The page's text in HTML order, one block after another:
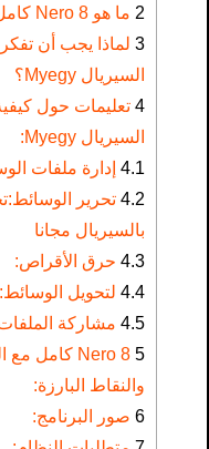
2 ما هو Nero 8 كامل مع السيريال Myegy؟
3
السيريال Myegy؟
4
السيريال Myegy:
4.1 إدارة ملفات
4.2
بالسيريال مجانا
4.3 حرق الأقراص:
4.4 لتحويل الوسائط:
4.5 مشاركة
5
والنقاط البارزة:
6 صور البرنامج: